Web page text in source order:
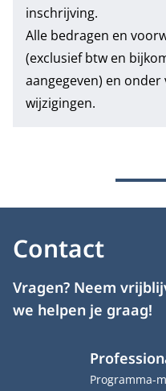
inschrijving.
Alle bedragen en
(exclusief btw en
aangegeven) en
wijzigingen.
Contact
Vragen? Neem
we helpen je graag!
Functietitel
Programma-